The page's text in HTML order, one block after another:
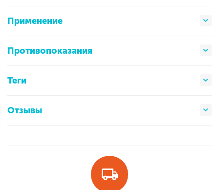
Применение
Противопоказания
Теги
Отзывы